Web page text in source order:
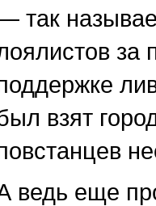
так
за
взят
ведь еще